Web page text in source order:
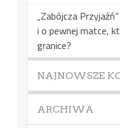
„Zabójcza
i o pewnej matce,
granice?
NAJNOWSZE
ARCHIWA